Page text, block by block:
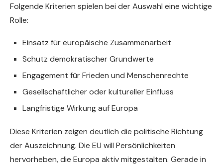
Folgende Kriterien spielen bei der Auswahl eine wichtige
Rolle:
Einsatz für europäische Zusammenarbeit
Schutz demokratischer Grundwerte
Engagement für Frieden und Menschenrechte
Gesellschaftlicher oder kultureller Einfluss
Langfristige Wirkung auf Europa
Diese Kriterien zeigen deutlich die politische Richtung
der Auszeichnung. Die EU will Persönlichkeiten
hervorheben, die Europa aktiv mitgestalten. Gerade in